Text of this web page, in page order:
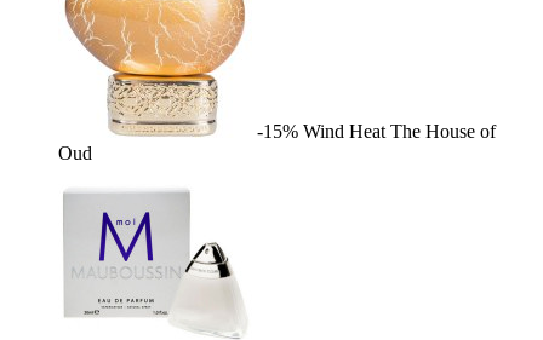
-15% Wind Heat The House of
Oud